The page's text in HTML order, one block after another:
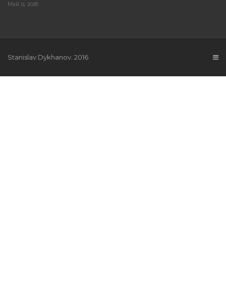
Май 11, 2026
Stanislav Dykhanov. 2016